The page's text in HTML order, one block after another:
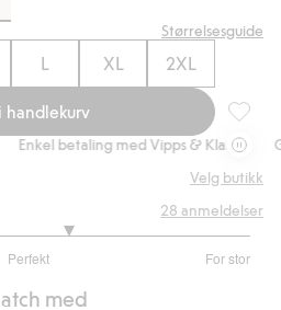
Størrelsesguide
L XL 2XL
handlekurv
Enkel betaling med Vipps & Klarna
Velg butikk
Perfekt For stor
28 anmeldelser
med